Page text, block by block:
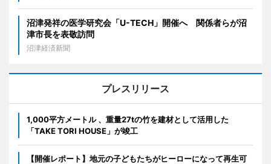
沼津発祥の医学研究会「U-TECH」開催へ 関係者らが沼
津市長を表敬訪問
沼津経済新聞
プレスリリース
1,000平方メートル 、重量27tの竹を建材として活用した
「TAKE TORI HOUSE」が竣工
【開催レポート】地元の子どもたちがヒーローになって再生可